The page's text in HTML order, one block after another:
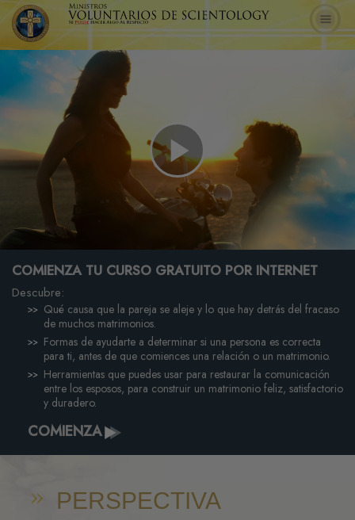
Play
Video
COMIENZA TU CURSO GRATUITO POR INTERNET
Descubre:
Qué causa que la pareja se aleje y lo que hay detrás del fracaso
de muchos matrimonios.
Formas de ayudarte a determinar si una persona es correcta
para ti, antes de que comiences una relación o un matrimonio.
Herramientas que puedes usar para restaurar la comunicación
entre los esposos, para construir un matrimonio feliz, satisfactorio
y duradero.
COMIENZA
PERSPECTIVA